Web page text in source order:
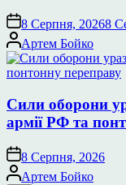
8 Серпня, 20268
Опубліковано
Артем Бойко
Сили оборони
армії РФ та
8 Серпня, 2026
Опубліковано
Артем Бойко